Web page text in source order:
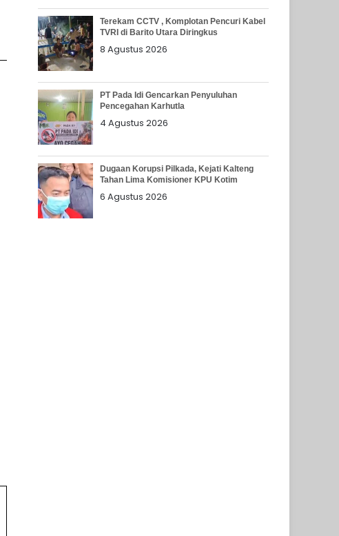
Terekam CCTV , Komplotan Pencuri Kabel
TVRI di Barito Utara Diringkus
8 Agustus 2026
PT Pada Idi Gencarkan Penyuluhan
Pencegahan Karhutla
4 Agustus 2026
Dugaan Korupsi Pilkada, Kejati Kalteng
Tahan Lima Komisioner KPU Kotim
6 Agustus 2026